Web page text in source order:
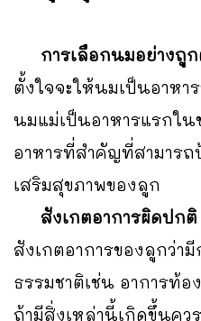
การเลือกนมอย่าง
ตั้งใจจะให้นมเป็นอาห
นมแม่เป็นอาหารแรกใ
อาหารที่สำคัญที่สามาร
เสริมสุขภาพของลูก
สังเกตอาการผิดปกติ
สังเกตอาการของลูกว่า
ธรรมชาติเช่น อาการท้
ถ้ามีสิ่งเหล่านี้เกิดขึ้นค